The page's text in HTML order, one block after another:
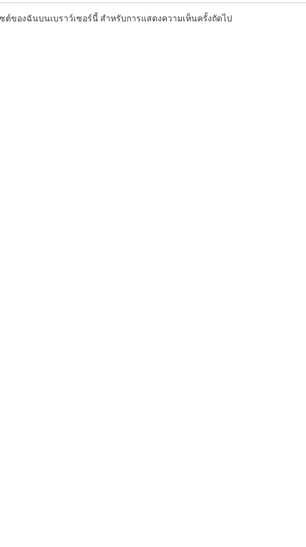
ต์ของฉันบนเบราว์เซอร์นี้ สำหรับการแสดงความเห็นครั้งถัดไป